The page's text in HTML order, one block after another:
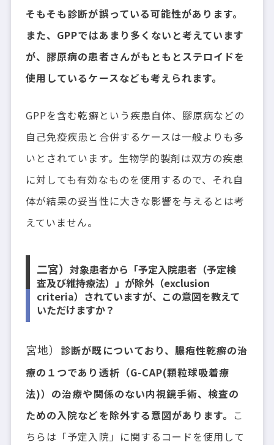
そもそも診断が誤っている可能性があります。
また、GPPではあまり多くないと考えています
が、膠原病の患者さんがもともとステロイドを
使用しているケースなども考えられます。
GPPを含む乾癬という疾患自体、膠原病などの
自己免疫疾患と合併するケースは一般よりも多
いとされています。生物学的製剤は双方の疾患
に対しても有効なものを使用するので、それ自
体が結果の妥当性に大きな影響を与えるとは考
えていません。
二宮）対象患者から「予定入院患者（予定検
査及び維持療法）」が除外（exclusion
criteria）されていますが、この意図を教えて
いただけますか？
宮地） 診断が既についており、膿疱性乾癬の治
療の１つであり透析（G-CAP(顆粒球吸着療
法)）の治療や関係のない内視鏡手術、検査の
ための入院などを除外する意図があります。 こ
ちらは「予定入院」に関するコードを使用して